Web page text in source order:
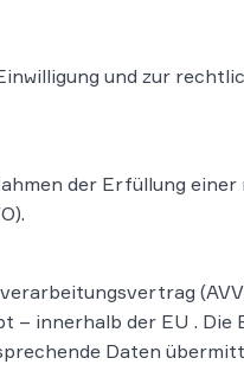
und zur
der Erfüllung einer
innerhalb der EU .
Daten